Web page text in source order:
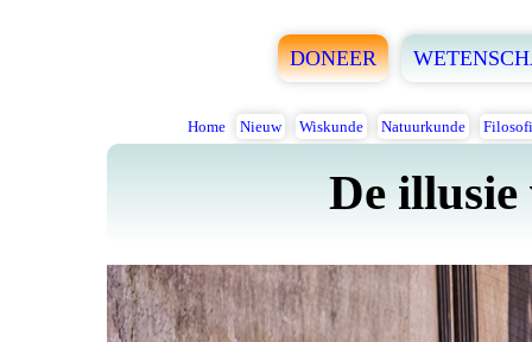
DONEER
Home Nieuw Wiskunde Natuurkunde
De illusie